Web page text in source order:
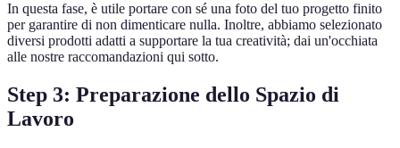
In questa fase, è utile portare con sé una foto del tuo progetto finito
per garantire di non dimenticare nulla. Inoltre, abbiamo selezionato
diversi prodotti adatti a supportare la tua creatività; dai un'occhiata
alle nostre raccomandazioni qui sotto.
Step 3: Preparazione dello Spazio di
Lavoro